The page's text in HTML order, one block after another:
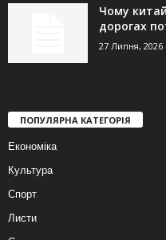
Чому
дорогах
27 Липня, 2026
ПОПУЛЯРНА КАТЕГОРІЯ
Економіка
Культура
Спорт
Листи